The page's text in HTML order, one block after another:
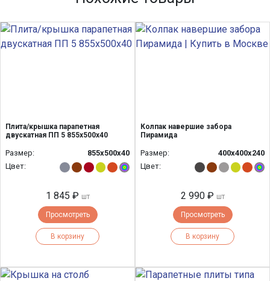
Плита/крышка парапетная
двускатная ПП 5 855х500х40
Размер:
855х500х40
Цвет:
1 845 ₽ шт
Просмотреть
В корзину
Колпак навершие забора
Пирамида
Размер:
400х400х240
Цвет:
2 990 ₽ шт
Просмотреть
В корзину